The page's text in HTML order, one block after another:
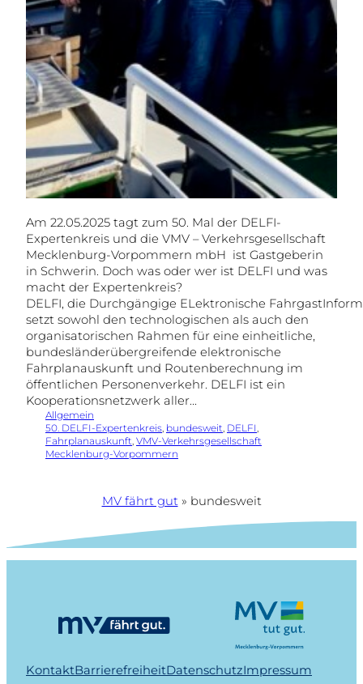
Am 22.05.2025 tagt zum 50. Mal der DELFI-
Expertenkreis und die VMV – Verkehrsgesellschaft
Mecklenburg-Vorpommern mbH ist Gastgeberin
in Schwerin. Doch was oder wer ist DELFI und was
macht der Expertenkreis?
DELFI, die Durchgängige ELektronische
setzt sowohl den technologischen als auch den
organisatorischen Rahmen für eine einheitliche,
bundesländerübergreifende elektronische
Fahrplanauskunft und Routenberechnung im
öffentlichen Personenverkehr. DELFI ist ein
Kooperationsnetzwerk aller…
Allgemein
50. DELFI-Expertenkreis, bundesweit, DELFI
Fahrplanauskunft, VMV-Verkehrsgesellschaft
Mecklenburg-Vorpommern
MV fährt gut» bundesweit
KontaktBarrierefreiheitDatenschutzImpressum